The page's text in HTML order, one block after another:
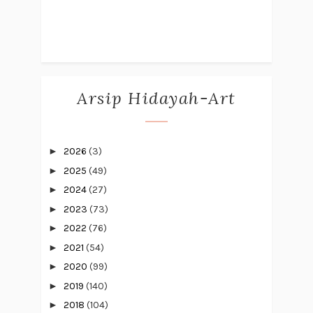
Arsip Hidayah-Art
► 2026 (3)
► 2025 (49)
► 2024(27)
► 2023 (73)
► 2022 (76)
► 2021 (54)
► 2020 (99)
► 2019 (140)
► 2018 (104)